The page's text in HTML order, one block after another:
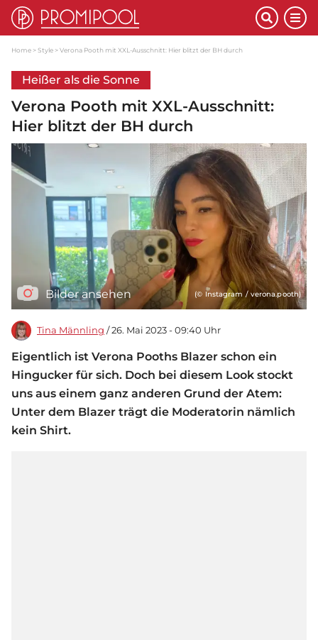
Home Style Verona Pooth mit XXL-Ausschnitt: Hier blitzt der BH durch
Heißer als die Sonne
Verona Pooth mit XXL-Ausschnitt:
Hier blitzt der BH durch
Bilder ansehen (© Instagram / verona.pooth)
Tina Männling / 26. Mai 2023 - 09:40 Uhr
Eigentlich ist Verona Pooths Blazer schon ein
Hingucker für sich. Doch bei diesem Look stockt
uns aus einem ganz anderen Grund der Atem:
Unter dem Blazer trägt die Moderatorin nämlich
kein Shirt.